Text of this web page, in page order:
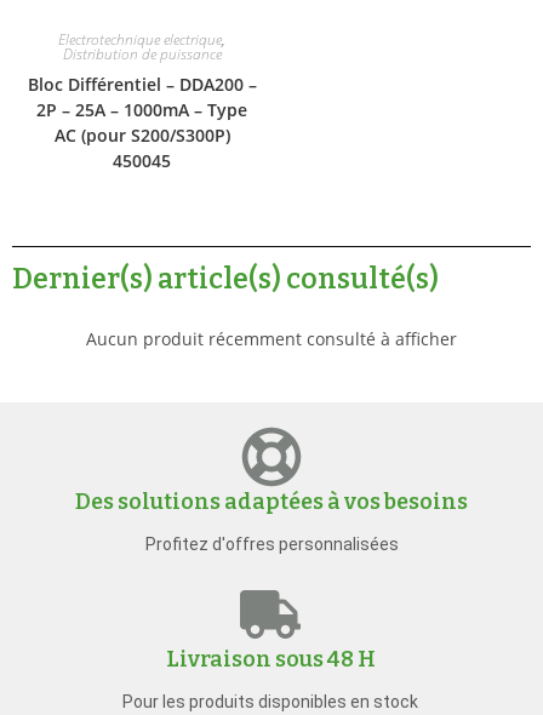
Electrotechnique electrique,
Distribution de puissance
Bloc Différentiel – DDA200 –
2P – 25A – 1000mA – Type
AC (pour S200/S300P)
450045
Dernier(s) article(s) consulté(s)
Aucun produit récemment consulté à afficher
Des solutions adaptées à vos besoins
Profitez d'offres personnalisées
Livraison sous 48 H
Pour les produits disponibles en stock